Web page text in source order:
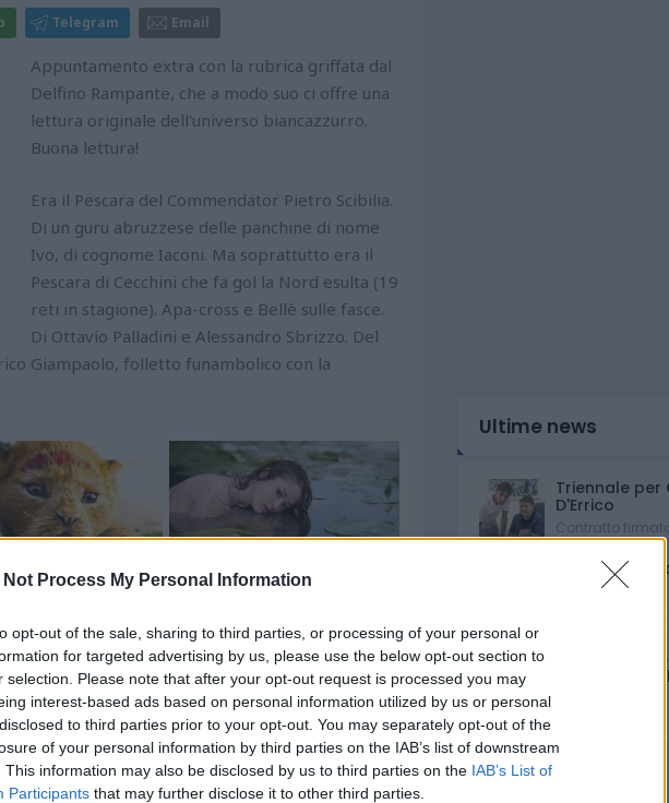
Not Process My Personal Information
opt-out of the sale, sharing to third parties, or processing of your personal or
for targeted advertising by us, please use the below opt-out section to
selection. Please note that after your opt-out request is processed you may
interest-based ads based on personal information utilized by us or personal
to third parties prior to your opt-out. You may separately opt-out of the
of your personal information by third parties on the IAB’s list of downstream
This information may also be disclosed by us to third parties on the IAB’s List of
Participants that may further disclose it to other third parties.
Telegram Email
Appuntamento extra con la rubrica griffata dal
Delfino Rampante, che a modo suo ci offre una
lettura originale dell'universo biancazzurro.
Buona lettura!
Era il Pescara del Commendator Pietro Scibilia.
Di un guru abruzzese delle panchine di nome
Ivo, di cognome Iaconi. Ma soprattutto era il
Pescara di Cecchini che fa gol la Nord esulta (19
reti in stagione). Apa-cross e Bellè sulle fasce.
Di Ottavio Palladini e Alessandro Sbrizzo. Del
Giampaolo, folletto funambolico con la
serie si chiama ancora Serie C. I gironi erano
a metà. E non esistevano ancora tutte
la domenica pomeriggio con qualche
Ultime news
Triennale per
D'Errico
Contratto
Russo-
per Buscè?
Ipotesi e
mercato del
Porte chiuse
orario per